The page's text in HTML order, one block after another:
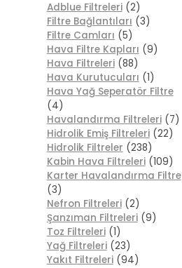
Adblue Filtreleri (2)
Filtre Bağlantıları (3)
Filtre Camları (5)
Hava Filtre Kapları (9)
Hava Filtreleri (88)
Hava Kurutucuları (1)
Hava Yağ Seperatör Filtre
(4)
Havalandırma Filtreleri (7)
Hidrolik Emiş Filtreleri (22)
Hidrolik Filtreler (238)
Kabin Hava Filtreleri (109)
Karter Havalandırma Filtre
(3)
Nefron Filtreleri (2)
Şanzıman Filtreleri (9)
Toz Filtreleri (1)
Yağ Filtreleri (23)
Yakıt Filtreleri (94)